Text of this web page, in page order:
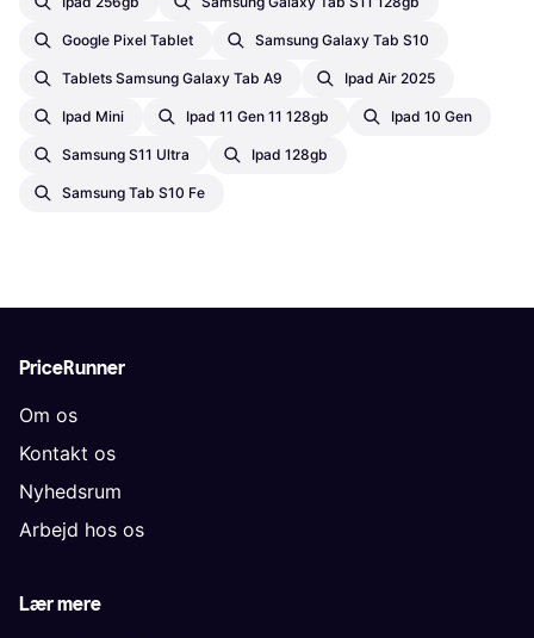
Google Pixel Tablet Samsung Galaxy Tab S10
Tablets Samsung Galaxy Tab A9 Ipad Air 2025
Ipad Mini Ipad 11 Gen 11 128gb Ipad 10 Gen
Samsung S11 Ultra Ipad 128gb
Samsung Tab S10 Fe
PriceRunner
Om os
Kontakt os
Nyhedsrum
Arbejd hos os
Lær mere